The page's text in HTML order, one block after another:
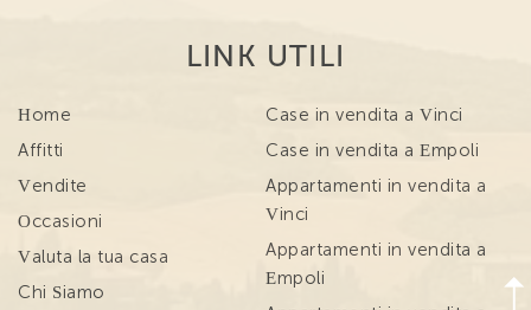
LINK UTILI
Home
Affitti
Vendite
Occasioni
Valuta la tua casa
Chi Siamo
Case in vendita a Vinci
Case in vendita a Empoli
Appartamenti in vendita a
Vinci
Appartamenti in vendita a
Empoli